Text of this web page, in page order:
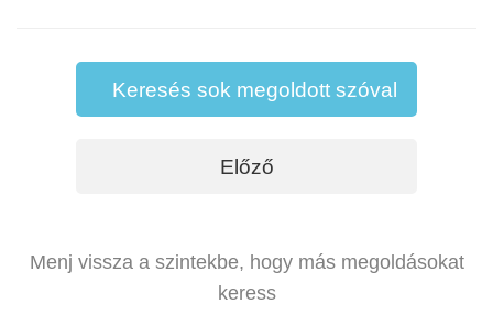
Keresés sok megoldott szóval
Előző
Menj vissza a szintekbe, hogy más megoldásokat
keress